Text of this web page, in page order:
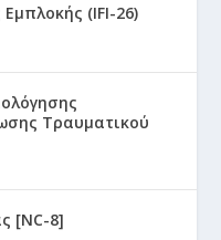
(IFI-26)
Τραυματικού
[NC-8]